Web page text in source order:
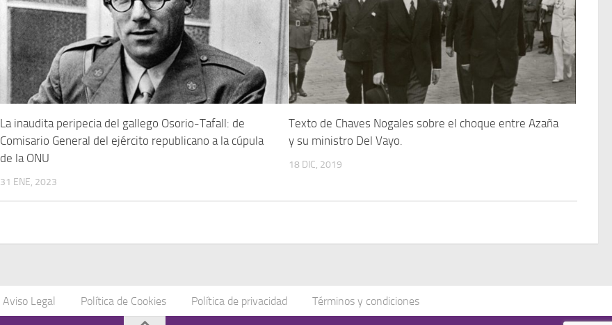
La inaudita peripecia del gallego Osorio-Tafall: de
Comisario General del ejército republicano a la cúpula
de la ONU
31 ENE, 2023
Texto de Chaves Nogales sobre el choque entre Azaña
y su ministro Del Vayo.
18 DIC, 2019
Aviso Legal Política de Cookies Política de privacidad Términos y condiciones